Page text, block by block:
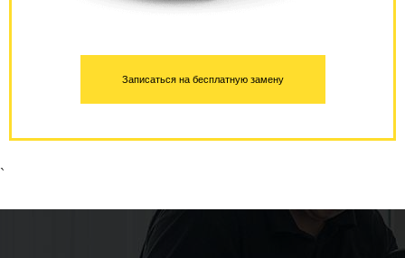
Записаться на бесплатную замену
`